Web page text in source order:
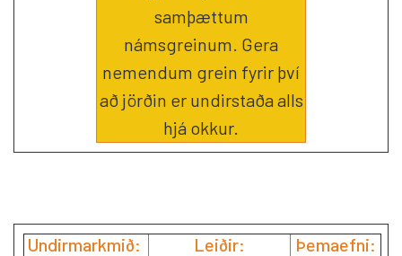
samþættum
námsgreinum. Gera
nemendum grein fyrir því
að jörðin er undirstaða alls
hjá okkur.
Undirmarkmið: Leiðir: Þemaefni: